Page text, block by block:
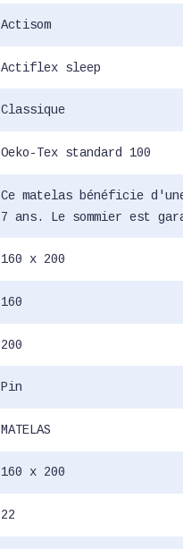
Actisom
Actiflex sleep
Classique
Oeko-Tex standard 100
Ce matelas bénéficie
7 ans. Le sommier est
160 x 200
160
200
Pin
MATELAS
160 x 200
22